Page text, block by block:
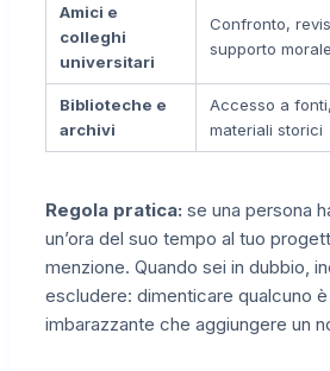
Amici e
colleghi
universitari
Confronto,
supporto morale
Biblioteche e
archivi
Accesso a
materiali storici
Regola pratica: se una persona
un’ora del suo tempo al tuo
menzione. Quando sei in dubbio,
escludere: dimenticare qualcuno
imbarazzante che aggiungere un